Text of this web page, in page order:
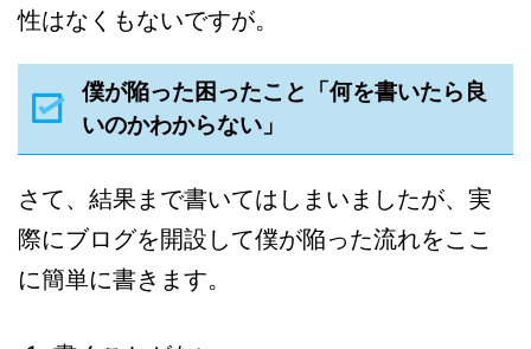
性はなくもないですが。
僕が陥った困ったこと「何を書いたら良
いのかわからない」
さて、結果まで書いてはしまいましたが、実
際にブログを開設して僕が陥った流れをここ
に簡単に書きます。